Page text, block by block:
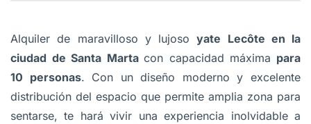
Alquiler de maravilloso y lujosoyate Lecôte en la
ciudad de Santa Martacon capacidad máxima para
10 personas. Con un diseño moderno y excelente
distribución del espacio que permite amplia zona para
sentarse, te hará vivir una experiencia inolvidable a